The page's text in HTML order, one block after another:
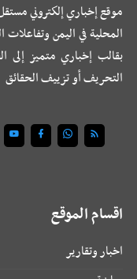
موقع إخباري إلكتروني
المحلية في اليمن وتفاعلات
بقالب إخباري متميز إلى
التحريف أو تزييف الحقائق
اقسام الموقع
اخبار وتقارير